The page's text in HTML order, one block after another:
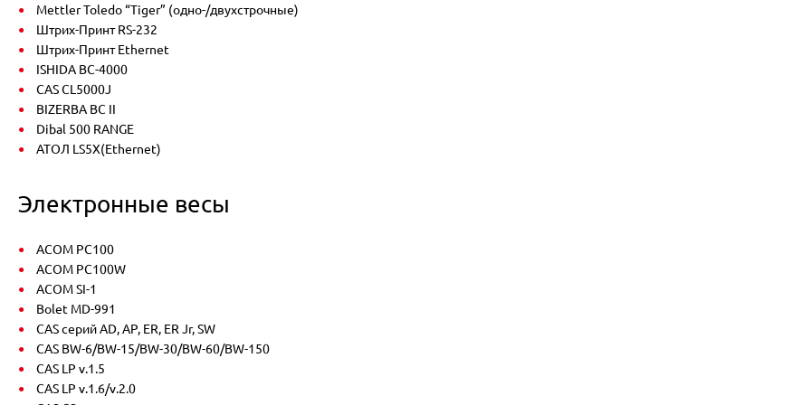
Mettler Toledo “Tiger” (одно-/двухстрочные)
Штрих-Принт RS-232
Штрих-Принт Ethernet
ISHIDA ВС-4000
CAS CL5000J
BIZERBA BC II
Dibal 500 RANGE
АТОЛ LS5X(Ethernet)
Электронные весы
ACOM PC100
ACOM PC100W
ACOM SI-1
Bolet MD-991
CAS серий AD, AP, ER, ER Jr, SW
CAS BW-6/BW-15/BW-30/BW-60/BW-150
CAS LP v.1.5
CAS LP v.1.6/v.2.0